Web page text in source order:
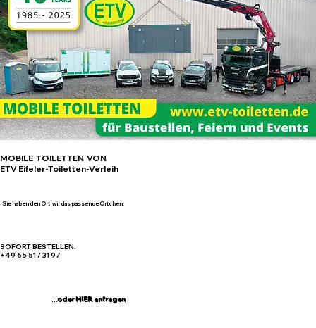
MOBILE TOILETTEN VON
ETV Eifeler-Toiletten-Verleih
Sie haben den Ort, wir das passende Örtchen.
SOFORT BESTELLEN:
+49 65 51 / 31 97
...oder HIER anfragen